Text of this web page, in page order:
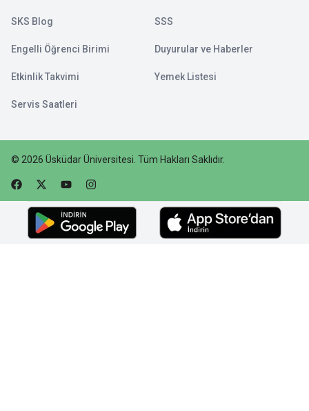
SKS Blog SSS
Engelli Öğrenci Birimi Duyurular ve Haberler
Etkinlik Takvimi Yemek Listesi
Servis Saatleri
© 2026 Üsküdar Üniversitesi Tüm Hakları Saklıdır.